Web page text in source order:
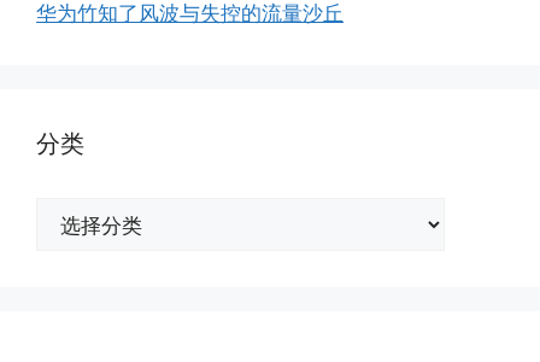
华为竹知了风波与失控的流量沙丘
分类